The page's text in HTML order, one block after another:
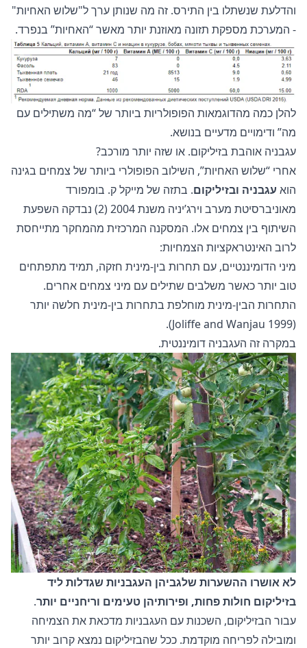
והדלעת שנשתלו בין התירס. זה מה שנותן ערך ל"שלוש האחיות"
- המערכת מספקת תזונה מאוזנת יותר מאשר “האחיות” בנפרד.
להלן כמה מהדוגמאות הפופולריות ביותר של “מה משתילים עם
מה” ודימויים מדעיים בנושא.
עגבניה אוהבת בזיליקום. או שזה יותר מורכב?
אחרי “שלוש האחיות”, השילוב הפופולרי ביותר של צמחים בגינה
הוא עגבניה ובזיליקום. בתזה של מייקל ק. בומפורד
מאוניברסיטת מערב וירג’יניה משנת 2004 (2) נבדקה השפעת
השיתוף בין צמחים אלו. המסקנה המרכזית מהמחקר מתייחסת
לרוב האינטראקציות הצמחיות:
מיני הדומיננטיים, עם תחרות בין-מינית חזקה, תמיד מתפתחים
טוב יותר כאשר משלבים שתילים עם מיני צמחים אחרים.
התחרות הבין-מינית מוחלפת בתחרות בין-מינית חלשה יותר
(Joliffe and Wanjau 1999).
במקרה זה העגבניה דומיננטית.
לא אושרו ההשערות שלגביהן העגבניות שגדלות ליד
בזיליקום חולות פחות, ופירותיהן טעימים וריחניים יותר.
עבור הבזיליקום, השכנות עם העגבניות מדכאת את הצמיחה
ומובילה לפריחה מוקדמת. ככל שהבזיליקום נמצא קרוב יותר